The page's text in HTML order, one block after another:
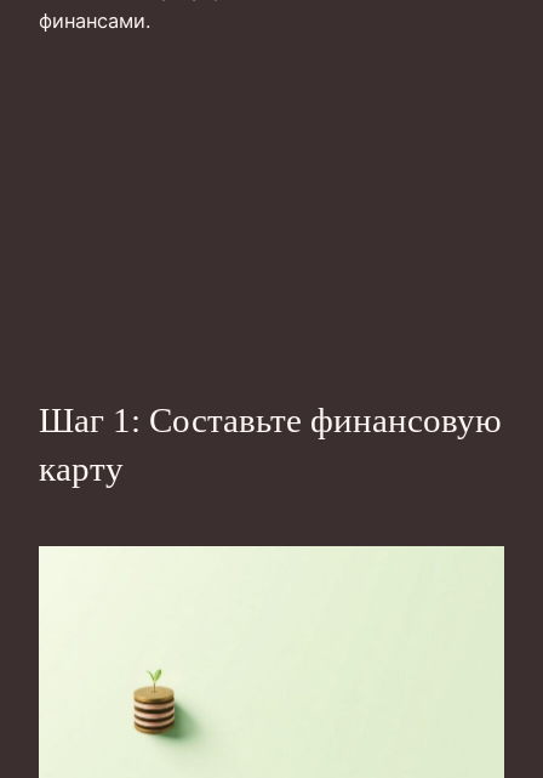
финансами.
Шаг 1: Составьте финансовую
карту